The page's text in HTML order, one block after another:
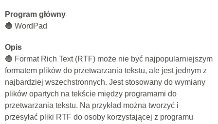
Program główny
🔵 WordPad
Opis
🔵 Format Rich Text (RTF) może nie być najpopularniejszym
formatem plików do przetwarzania tekstu, ale jest jednym z
najbardziej wszechstronnych. Jest stosowany do wymiany
plików opartych na tekście między programami do
przetwarzania tekstu. Na przykład można tworzyć i
przesyłać pliki RTF do osoby korzystającej z programu